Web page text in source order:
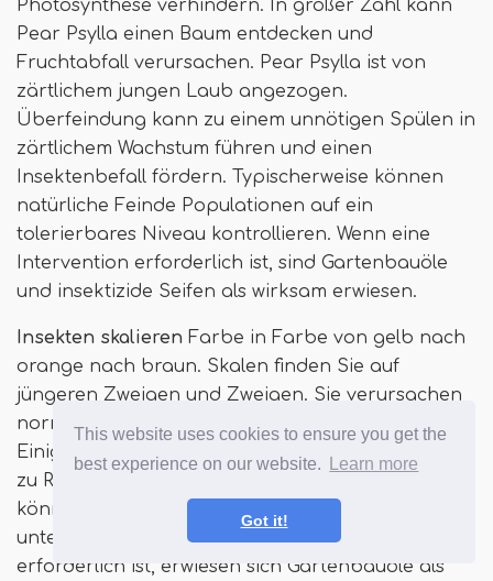
This website uses cookies to ensure you get the
best experience on our website.
Learn more
Got it!
Photosynthese verhindern. In großer Zahl kann
Pear Psylla einen Baum entdecken und
Fruchtabfall verursachen. Pear Psylla ist von
zärtlichem jungen Laub angezogen.
Überfeindung kann zu einem unnötigen Spülen in
zärtlichem Wachstum führen und einen
Insektenbefall fördern. Typischerweise können
natürliche Feinde Populationen auf ein
tolerierbares Niveau kontrollieren. Wenn eine
Intervention erforderlich ist, sind Gartenbauöle
und insektizide Seifen als wirksam erwiesen.
Insekten skalieren Farbe in Farbe von gelb nach
orange nach braun. Skalen finden Sie auf
jüngeren Zweigen und Zweigen. Sie verursachen
normalerweise keinen erheblichen Schaden.
Einige Skalen können Honigtau produzieren, die
zu Rußformen führen können. Natürliche Feinde
können die Bevölkerung auf natürliche Weise
unter Kontrolle halten. Wenn eine Behandlung
erforderlich ist, erwiesen sich Gartenbauöle als